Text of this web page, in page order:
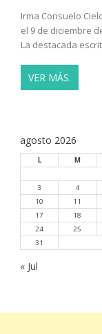
Irma Consuelo
el 9 de diciembre
La destacada
VER MÁS.
agosto 2026
L M
3
4
10
11
17
18
24
25
31
« Jul